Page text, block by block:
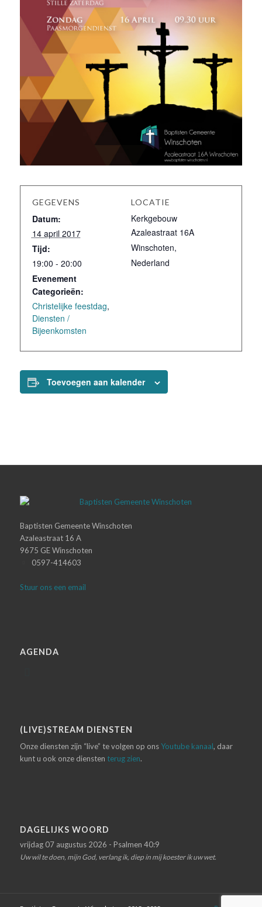
GEGEVENS
Datum:
14 april 2017
Tijd:
19:00 - 20:00
Evenement
Categorieën:
Christelijke feestdag,
Diensten /
Bijeenkomsten
LOCATIE
Kerkgebouw
Azaleastraat 16A
Winschoten,
Nederland
Toevoegen aan kalender
Baptisten Gemeente Winschoten
Azaleastraat 16 A
9675 GE Winschoten
0597-414603
Stuur ons een email
AGENDA
(LIVE)STREAM DIENSTEN
Onze diensten zijn “live” te volgen op onsYoutube kanaal, daar
kunt u ook onze diensten terug zien.
DAGELIJKS WOORD
vrijdag 07 augustus 2026 - Psalmen 40:9
Uw wil te doen, mijn God, verlang ik, diep in mij koester ik uw wet.